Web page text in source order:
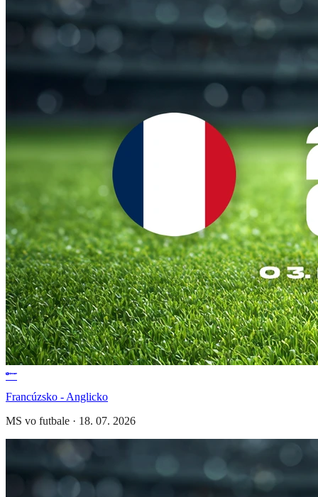
Francúzsko - Anglicko
MS vo futbale · 18. 07. 2026